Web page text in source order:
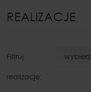
REALIZACJE
Filtruj
realizacje:
wybierz